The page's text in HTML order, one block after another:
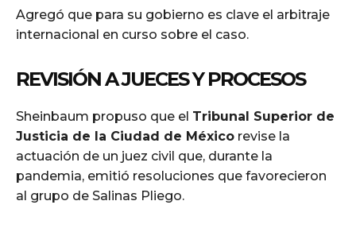
Agregó que para su gobierno es clave el arbitraje
internacional en curso sobre el caso.
REVISIÓN A JUECES Y PROCESOS
Sheinbaum propuso que el Tribunal Superior de
Justicia de la Ciudad de México revise la
actuación de un juez civil que, durante la
pandemia, emitió resoluciones que favorecieron
al grupo de Salinas Pliego.